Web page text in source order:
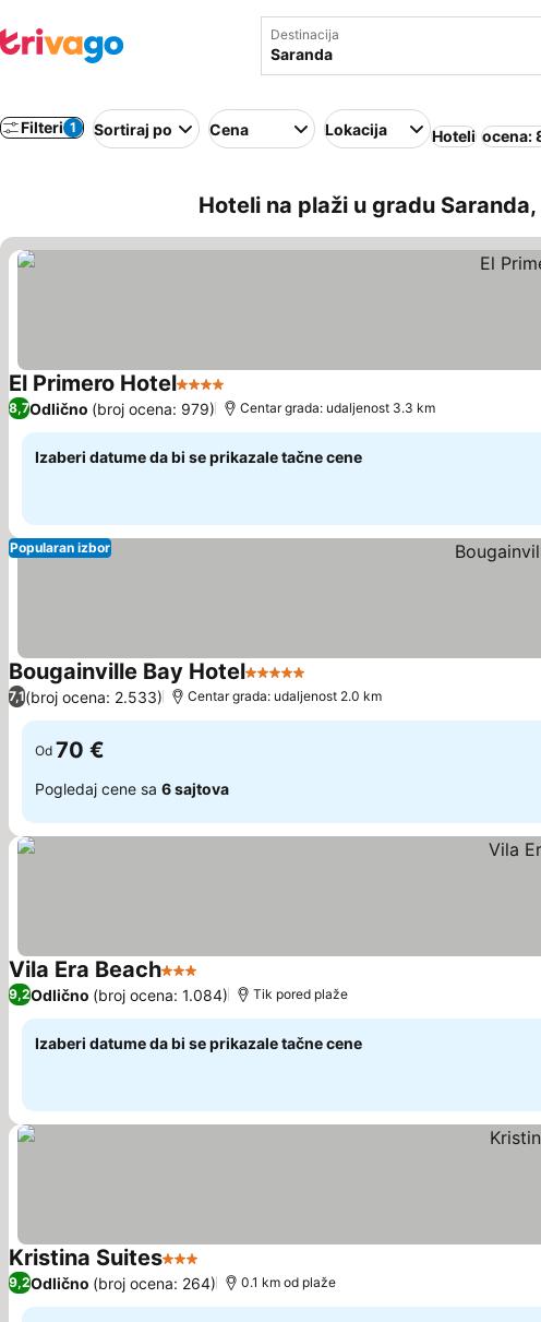
Destinacija
Filteri 1 Sortiraj po Cena Lokacija Hoteli ocena:
Hoteli na plaži u gradu
El Primero Hotel4 ZvezdicePogledaj cene
8,7Odlično (broj ocena: 979) Centar grada: udaljenost 3.3 km
Izaberi datume da bi se prikazale tačne cene
Popularan izbor
Bougainville Bay Hotel5 Zvezdice
7,1(broj ocena: 2.533) Centar grada: udaljenost 2.0 km
Od 70 €
Pogledaj cene sa 6 sajtova
Vila Era Beach3 ZvezdicePogledaj cene
9,2Odlično (broj ocena: 1.084) Tik pored plaže
Izaberi datume da bi se prikazale tačne cene
Kristina Suites3 ZvezdicePogledaj cene
9,2Odlično (broj ocena: 264) 0.1 km od plaže